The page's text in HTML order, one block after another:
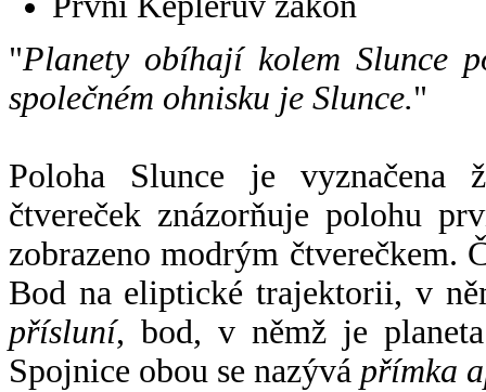
"Planety obíhají kolem Slunce
společném ohnisku je Slunce."
Poloha Slunce je vyznačena
čtvereček znázorňuje polohu
zobrazeno modrým čtverečkem.
Bod na eliptické trajektorii, v
přísluní, bod, v němž je
Spojnice obou se nazývá přímka